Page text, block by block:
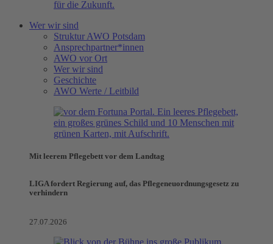
Wer wir sind
Struktur AWO Potsdam
Ansprechpartner*innen
AWO vor Ort
Wer wir sind
Geschichte
AWO Werte / Leitbild
Mit leerem Pflegebett vor dem Landtag
LIGA fordert Regierung auf, das Pflegeneuordnungsgesetz zu
verhindern
27.07.2026